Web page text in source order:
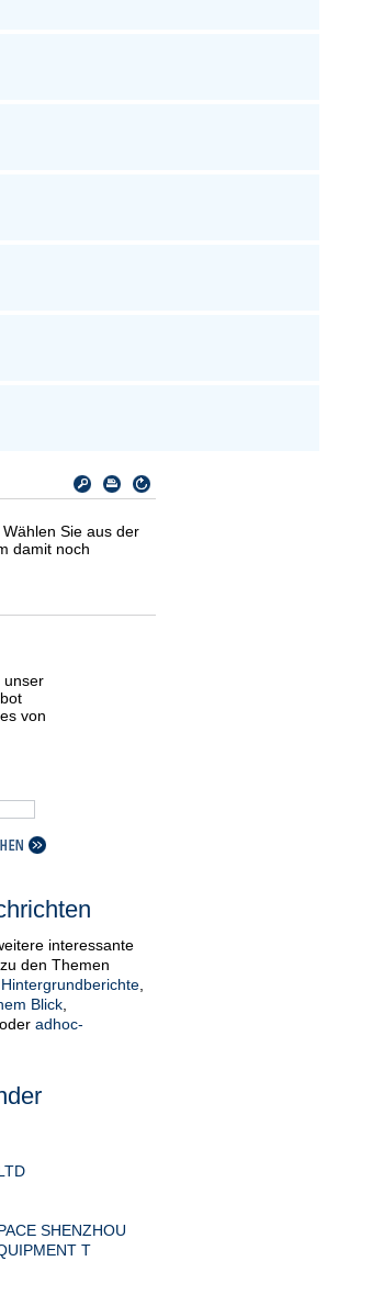
Sie aus der
damit noch
unser
von
interessante
den Themen
Hintergrundberichte
Blick
oder adhoc-
SHENZHOU
T